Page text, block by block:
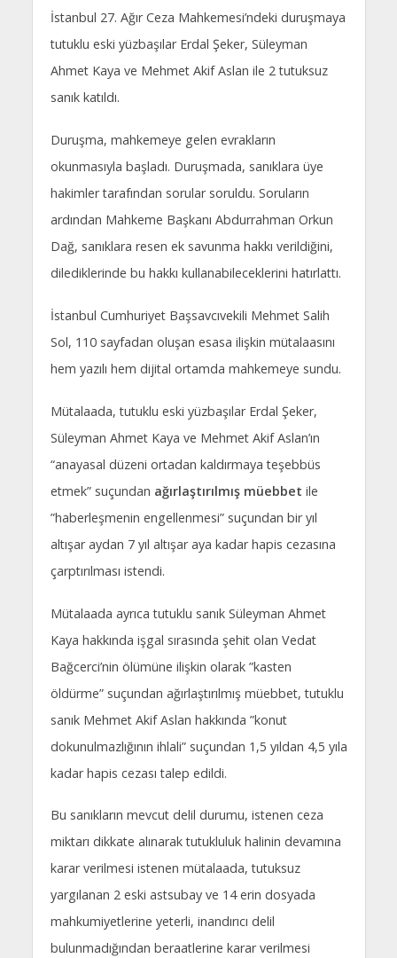
İstanbul 27. Ağır Ceza Mahkemesi’ndeki duruşmaya
tutuklu eski yüzbaşılar Erdal Şeker, Süleyman
Ahmet Kaya ve Mehmet Akif Aslan ile 2 tutuksuz
sanık katıldı.
Duruşma, mahkemeye gelen evrakların
okunmasıyla başladı. Duruşmada, sanıklara üye
hakimler tarafından sorular soruldu. Soruların
ardından Mahkeme Başkanı Abdurrahman Orkun
Dağ, sanıklara resen ek savunma hakkı verildiğini,
dilediklerinde bu hakkı kullanabileceklerini hatırlattı.
İstanbul Cumhuriyet Başsavcıvekili Mehmet Salih
Sol, 110 sayfadan oluşan esasa ilişkin mütalaasını
hem yazılı hem dijital ortamda mahkemeye sundu.
Mütalaada, tutuklu eski yüzbaşılar Erdal Şeker,
Süleyman Ahmet Kaya ve Mehmet Akif Aslan’ın
“anayasal düzeni ortadan kaldırmaya teşebbüs
etmek” suçundan ağırlaştırılmış müebbet ile
”haberleşmenin engellenmesi” suçundan bir yıl
altışar aydan 7 yıl altışar aya kadar hapis cezasına
çarptırılması istendi.
Mütalaada ayrıca tutuklu sanık Süleyman Ahmet
Kaya hakkında işgal sırasında şehit olan Vedat
Bağcerci’nin ölümüne ilişkin olarak ”kasten
öldürme” suçundan ağırlaştırılmış müebbet, tutuklu
sanık Mehmet Akif Aslan hakkında ”konut
dokunulmazlığının ihlali” suçundan 1,5 yıldan 4,5 yıla
kadar hapis cezası talep edildi.
Bu sanıkların mevcut delil durumu, istenen ceza
miktarı dikkate alınarak tutukluluk halinin devamına
karar verilmesi istenen mütalaada, tutuksuz
yargılanan 2 eski astsubay ve 14 erin dosyada
mahkumiyetlerine yeterli, inandırıcı delil
bulunmadığından beraatlerine karar verilmesi